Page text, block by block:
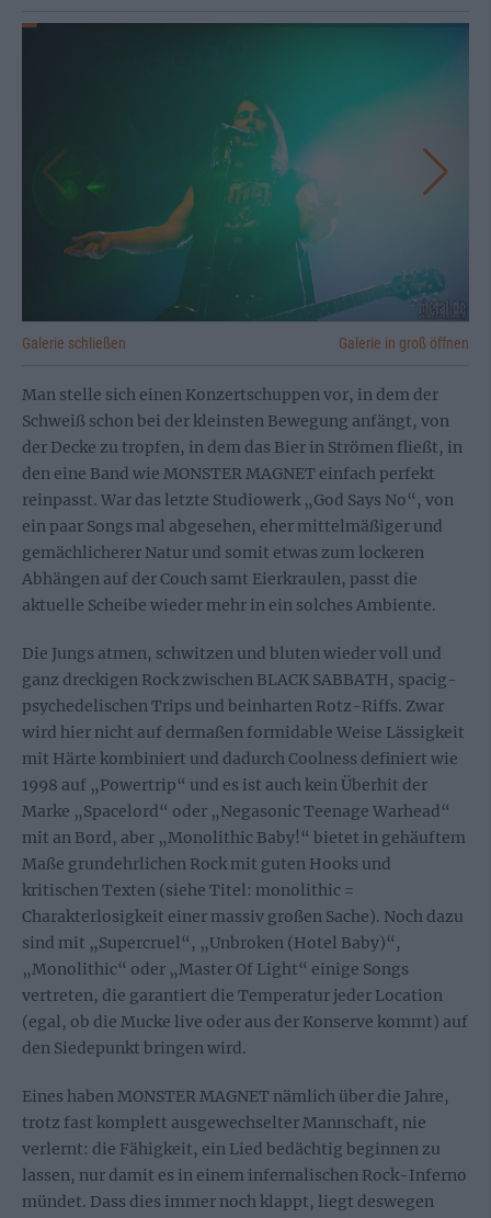
Galerie schließen Galerie in groß öffnen
Man stelle sich einen Konzertschuppen vor, in dem der
Schweiß schon bei der kleinsten Bewegung anfängt, von
der Decke zu tropfen, in dem das Bier in Strömen fließt, in
den eine Band wie MONSTER MAGNET einfach perfekt
reinpasst. War das letzte Studiowerk „God Says No“, von
ein paar Songs mal abgesehen, eher mittelmäßiger und
gemächlicherer Natur und somit etwas zum lockeren
Abhängen auf der Couch samt Eierkraulen, passt die
aktuelle Scheibe wieder mehr in ein solches Ambiente.
Die Jungs atmen, schwitzen und bluten wieder voll und
ganz dreckigen Rock zwischen BLACK SABBATH, spacig-
psychedelischen Trips und beinharten Rotz-Riffs. Zwar
wird hier nicht auf dermaßen formidable Weise Lässigkeit
mit Härte kombiniert und dadurch Coolness definiert wie
1998 auf „Powertrip“ und es ist auch kein Überhit der
Marke „Spacelord“ oder „Negasonic Teenage Warhead“
mit an Bord, aber „Monolithic Baby!“ bietet in gehäuftem
Maße grundehrlichen Rock mit guten Hooks und
kritischen Texten (siehe Titel: monolithic =
Charakterlosigkeit einer massiv großen Sache). Noch dazu
sind mit „Supercruel“, „Unbroken (Hotel Baby)“,
„Monolithic“ oder „Master Of Light“ einige Songs
vertreten, die garantiert die Temperatur jeder Location
(egal, ob die Mucke live oder aus der Konserve kommt) auf
den Siedepunkt bringen wird.
Eines haben MONSTER MAGNET nämlich über die Jahre,
trotz fast komplett ausgewechselter Mannschaft, nie
verlernt: die Fähigkeit, ein Lied bedächtig beginnen zu
lassen, nur damit es in einem infernalischen Rock-Inferno
mündet. Dass dies immer noch klappt, liegt deswegen